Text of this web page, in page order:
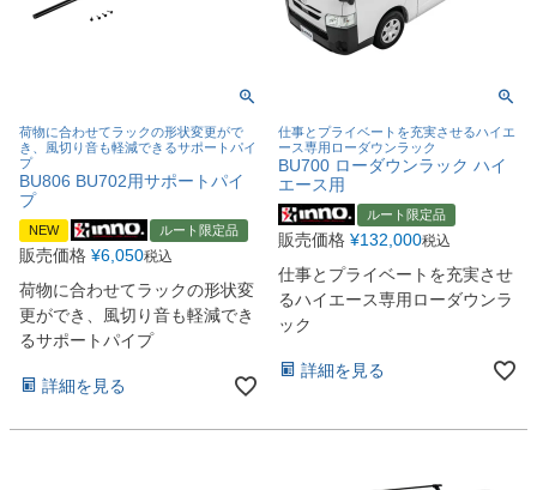
荷物に合わせてラックの形状変更がで
き、風切り音も軽減できるサポートパイ
プ
BU806 BU702用サポートパイ
プ
NEW ルート限定品
販売価格 ¥6,050税込
荷物に合わせてラックの形状変
更ができ、風切り音も軽減でき
るサポートパイプ
詳細を見る
仕事とプライベートを充実させるハイエ
ース専用ローダウンラック
BU700 ローダウンラック ハイ
エース用
ルート限定品
販売価格 ¥132,000税込
仕事とプライベートを充実させ
るハイエース専用ローダウンラ
ック
詳細を見る